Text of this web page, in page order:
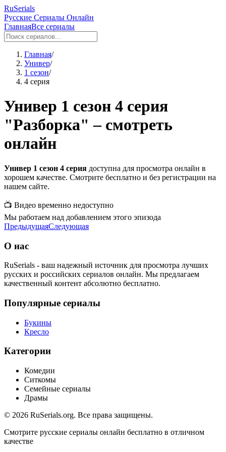
RuSerials
Русские Сериалы Онлайн
ГлавнаяВсе сериалы
Главная/
Универ/
1 сезон/
4 серия
Универ 1 сезон 4 серия
"Разборка" – смотреть
онлайн
Универ 1 сезон 4 серия доступна для просмотра онлайн в
хорошем качестве. Смотрите бесплатно и без регистрации на
нашем сайте.
📺 Видео временно недоступно
Мы работаем над добавлением этого эпизода
ПредыдущаяСледующая
О нас
RuSerials - ваш надежный источник для просмотра лучших
русских и российских сериалов онлайн. Мы предлагаем
качественный контент абсолютно бесплатно.
Популярные сериалы
Букины
Кресло
Категории
Комедии
Ситкомы
Семейные сериалы
Драмы
© 2026 RuSerials.org. Все права защищены.
Смотрите русские сериалы онлайн бесплатно в отличном
качестве